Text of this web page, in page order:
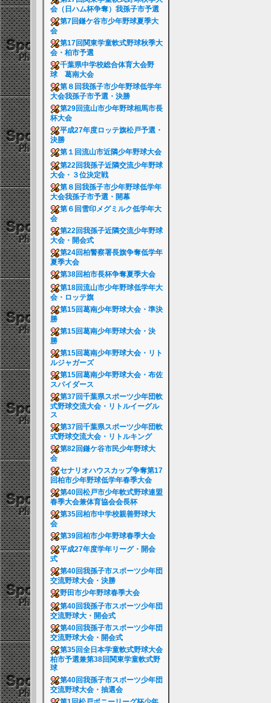
会（日ハム杯争奪）我孫子市予選
第7回鎌ケ谷市少年野球夏季大
会
第17回関東学童軟式野球秋季大
会・柏市予選
千葉県中学校総合体育大会野
球 葛南大会
第８回我孫子市少年野球低学年
大会我孫子市予選・決勝
第29回流山市少年野球相馬市長
杯大会
平成27年度ロッテ旗松戸予選・
決勝
第１回流山市近隣少年野球大会
第22回我孫子近隣交流少年野球
大会・３位決定戦
第８回我孫子市少年野球低学年
大会我孫子市予選・開幕
第６回雪印メグミルク低学年大
会
第22回我孫子近隣交流少年野球
大会・開会式
第24回柏警察署長旗争奪低学年
夏季大会
第38回柏市長杯争奪夏季大会
第18回流山市少年野球低学年大
会・ロッテ旗
第15回葛南少年野球大会・準決
勝
第15回葛南少年野球大会・決
勝
第15回葛南少年野球大会・リト
ルジャガーズ
第15回葛南少年野球大会・布佐
スパイダース
第37回千葉県スポーツ少年団軟
式野球交流大会・リトルイーグル
ス
第37回千葉県スポーツ少年団軟
式野球交流大会・リトルキング
第82回鎌ケ谷市民少年野球大
会
セナリオハウスカップ争奪第17
回柏市少年野球低学年春季大会
第40回松戸市少年軟式野球連盟
春季大会兼体育協会会長杯
第35回柏市中学校親善野球大
会
第39回柏市少年野球春季大会
平成27年度学年リーグ・開会
式
第40回我孫子市スポーツ少年団
交流野球大会・決勝
野田市少年野球春季大会
第40回我孫子市スポーツ少年団
交流野球大・開会式
第40回我孫子市スポーツ少年団
交流野球大会・開会式
第35回全日本学童軟式野球大会
柏市予選兼第38回関東学童軟式野
球
第40回我孫子市スポーツ少年団
交流野球大会・抽選会